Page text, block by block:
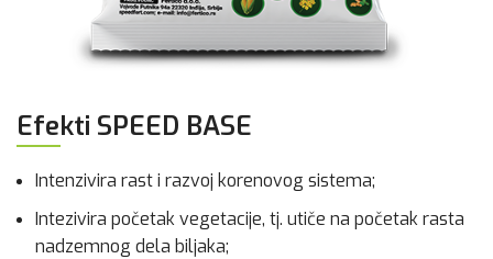
Efekti SPEED BASE
Intenzivira rast i razvoj korenovog sistema;
Intezivira početak vegetacije, tj. utiče na početak rasta
nadzemnog dela biljaka;